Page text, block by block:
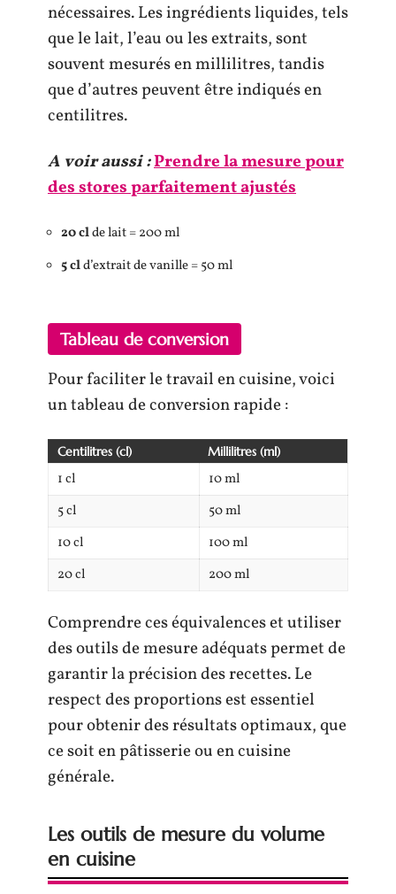
nécessaires. Les ingrédients liquides, tels
que le lait, l’eau ou les extraits, sont
souvent mesurés en millilitres, tandis
que d’autres peuvent être indiqués en
centilitres.
A voir aussi :Prendre la mesure pour
des stores parfaitement ajustés
20 clde lait = 200 ml
5 cld’extrait de vanille = 50 ml
Tableau de conversion
Pour faciliter le travail en cuisine, voici
un tableau de conversion rapide :
Centilitres (cl) Millilitres (ml)
1 cl
10 ml
5 cl
50 ml
10 cl
100 ml
20 cl
200 ml
Comprendre ces équivalences et utiliser
des outils de mesure adéquats permet de
garantir la précision des recettes. Le
respect des proportions est essentiel
pour obtenir des résultats optimaux, que
ce soit en pâtisserie ou en cuisine
générale.
Les outils de mesure du volume
en cuisine